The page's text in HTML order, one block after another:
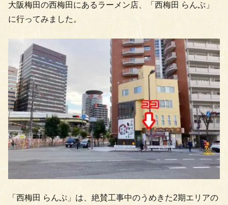
大阪梅田の西梅田にあるラーメン店、「西梅田 らんぷ」
に行ってみました。
「西梅田 らんぷ」は、絶賛工事中のうめきた2期エリアの